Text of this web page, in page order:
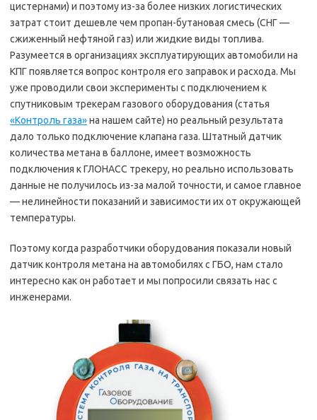
цистернами) и поэтому из-за более низких логистических
затрат стоит дешевле чем пропан-бутановая смесь (СНГ —
сжиженный нефтяной газ) или жидкие виды топлива.
Разумеется в организациях эксплуатирующих автомобили на
КПГ появляется вопрос контроля его заправок и расхода. Мы
уже проводили свои эксперименты с подключением к
спутниковым трекерам газового оборудования (статья
«Контроль газа»на нашем сайте) но реальный результата
дало только подключение клапана газа. Штатный датчик
количества метана в баллоне, имеет возможность
подключения к ГЛОНАСС трекеру, но реально использовать
данные не получилось из-за малой точности, и самое главное
— нелинейности показаний и зависимости их от окружающей
температуры.
Поэтому когда разработчики оборудования показали новый
датчик контроля метана на автомобилях с ГБО, нам стало
интересно как он работает и мы попросили связать нас с
инженерами.